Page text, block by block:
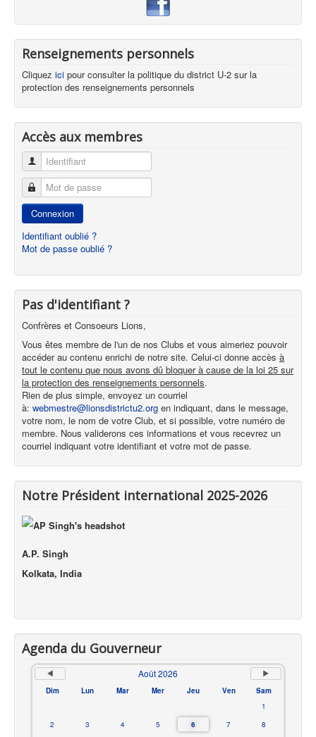
Renseignements personnels
Cliquez ici pour consulter la politique du district U-2 sur la
protection des renseignements personnels
Accès aux membres
Identifiant
Mot de passe
Connexion
Identifiant oublié ?
Mot de passe oublié ?
Pas d'identifiant ?
Confrères et Consoeurs Lions,
Vous êtes membre de l'un de nos Clubs et vous aimeriez pouvoir
accéder au contenu enrichi de notre site. Celui-ci donne accès à
tout le contenu que nous avons dû bloquer à cause de la loi 25 sur
la protection des renseignements personnels.
Rien de plus simple, envoyez un courriel
à: webmestre@lionsdistrictu2.org en indiquant, dans le message,
votre nom, le nom de votre Club, et si possible, votre numéro de
membre. Nous validerons ces informations et vous recevrez un
courriel indiquant votre identifiant et votre mot de passe.
Notre Président international 2025-2026
A.P. Singh
Kolkata, India
Agenda du Gouverneur
Août 2026
Dim Lun Mar Mer Jeu Ven
Sam
1
2
3 4 5 6 7
8